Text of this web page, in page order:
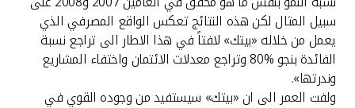
سبيل المثال لكن هذه النتائج تعكس الواقع المصرفي الذي
يعمل من خلاله «بيتك» لافتاً في هذا الاطار الى تراجع نسبة
الفائدة بنجو %80 وتراجع معدلات الائتمان واختفاء المشاريع
وندرتها».
ولفت العمر الى ان «بيتك» سيستفيد من وجوده القوي في